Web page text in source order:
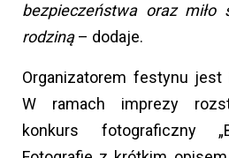
bezpieczeństwa oraz miło
rodziną– dodaje.
Organizatorem festynu jest
W ramach imprezy
konkurs fotograficzny